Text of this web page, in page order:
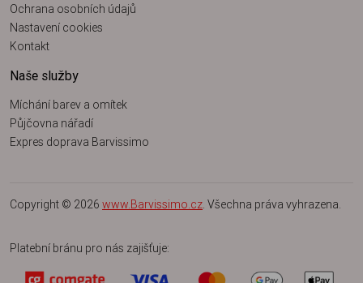
Ochrana osobních údajů
Nastavení cookies
Kontakt
Naše služby
Míchání barev a omítek
Půjčovna nářadí
Expres doprava Barvissimo
Copyright © 2026 www.Barvissimo.cz . Všechna práva vyhrazena.
Platební bránu pro nás zajišťuje: